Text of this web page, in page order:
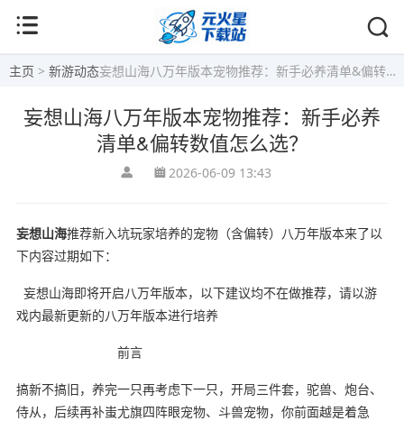
主页 > 新游动态妄想山海八万年版本宠物推荐：新手必养清单&偏转数值怎么选？
妄想山海八万年版本宠物推荐：新手必养
清单&偏转数值怎么选？
2026-06-09 13:43
妄想山海推荐新入坑玩家培养的宠物（含偏转）八万年版本来了以
下内容过期如下：
妄想山海即将开启八万年版本，以下建议均不在做推荐，请以游
戏内最新更新的八万年版本进行培养
前言
搞新不搞旧，养完一只再考虑下一只，开局三件套，驼兽、炮台、
侍从，后续再补蚩尤旗四阵眼宠物、斗兽宠物，你前面越是着急